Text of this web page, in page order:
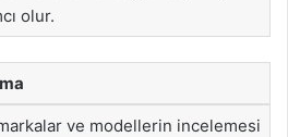
olur.
ve modellerin incelemesi